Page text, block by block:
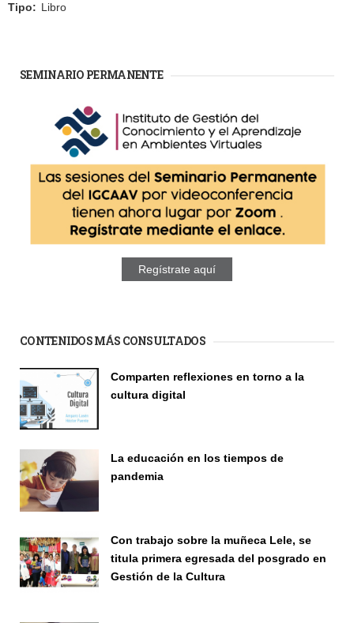
Tipo: Libro
SEMINARIO PERMANENTE
Regístrate aquí
CONTENIDOS MÁS CONSULTADOS
Comparten reflexiones en torno a la
cultura digital
La educación en los tiempos de
pandemia
Con trabajo sobre la muñeca Lele, se
titula primera egresada del posgrado en
Gestión de la Cultura